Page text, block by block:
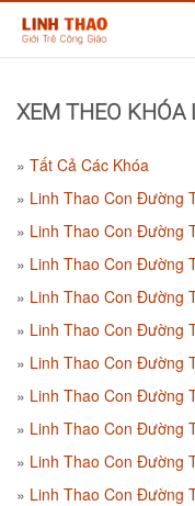
XEM THEO KHÓA
Tất Cả Các Khóa
Linh Thao Con Đường
Linh Thao Con Đường
Linh Thao Con Đường
Linh Thao Con Đường
Linh Thao Con Đường
Linh Thao Con Đường
Linh Thao Con Đường
Linh Thao Con Đường
Linh Thao Con Đường
Linh Thao Con Đường